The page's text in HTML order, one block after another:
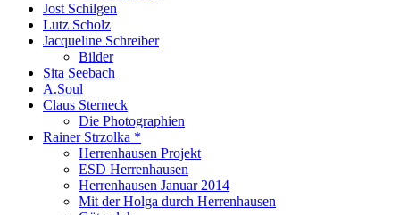
Jost Schilgen
Lutz Scholz
Jacqueline Schreiber
Bilder
Sita Seebach
A.Soul
Claus Sterneck
Die Photographien
Rainer Strzolka *
Herrenhausen Projekt
ESD Herrenhausen
Herrenhausen Januar 2014
Mit der Holga durch Herrenhausen